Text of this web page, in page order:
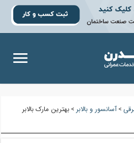
> آسانسور و بالابر> بهترین مارک بالابر